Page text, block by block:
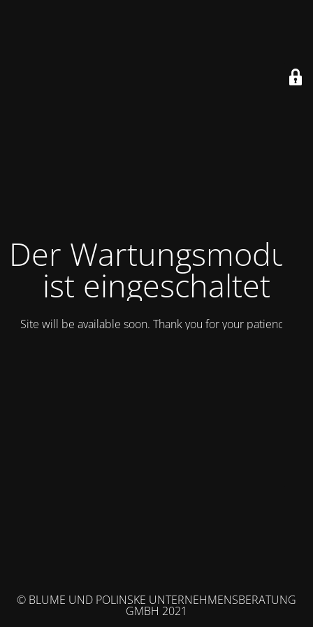
Der Wartungsmodus
ist eingeschaltet
Site will be available soon. Thank you for your patience!
© BLUME UND POLINSKE UNTERNEHMENSBERATUNG
GMBH 2021